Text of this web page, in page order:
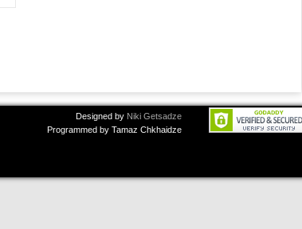
Designed by Niki Getsadze
Programmed by Tamaz Chkhaidze